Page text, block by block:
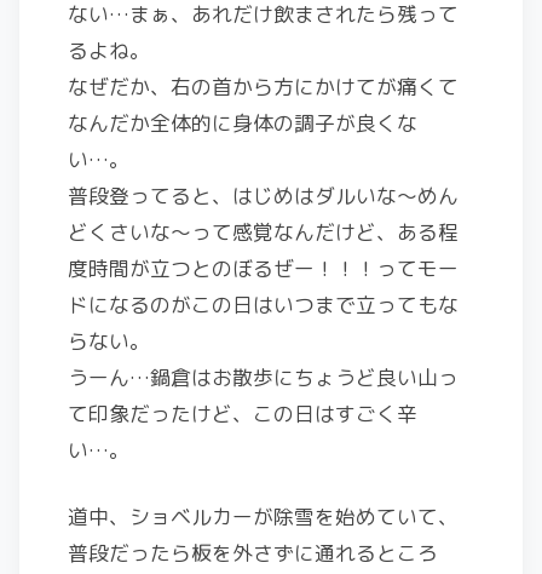
ない…まぁ、あれだけ飲まされたら残って
るよね。
なぜだか、右の首から方にかけてが痛くて
なんだか全体的に身体の調子が良くな
い…。
普段登ってると、はじめはダルいな〜めん
どくさいな〜って感覚なんだけど、ある程
度時間が立つとのぼるぜー！！！ってモー
ドになるのがこの日はいつまで立ってもな
らない。
うーん…鍋倉はお散歩にちょうど良い山っ
て印象だったけど、この日はすごく辛
い…。
道中、ショベルカーが除雪を始めていて、
普段だったら板を外さずに通れるところ